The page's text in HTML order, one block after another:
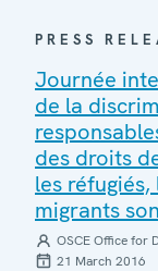
PRESS
Journée
de la
des droits
les
migrants
OSCE Office for
21 March 2016